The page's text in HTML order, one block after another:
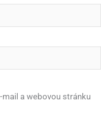
a webovou stránku